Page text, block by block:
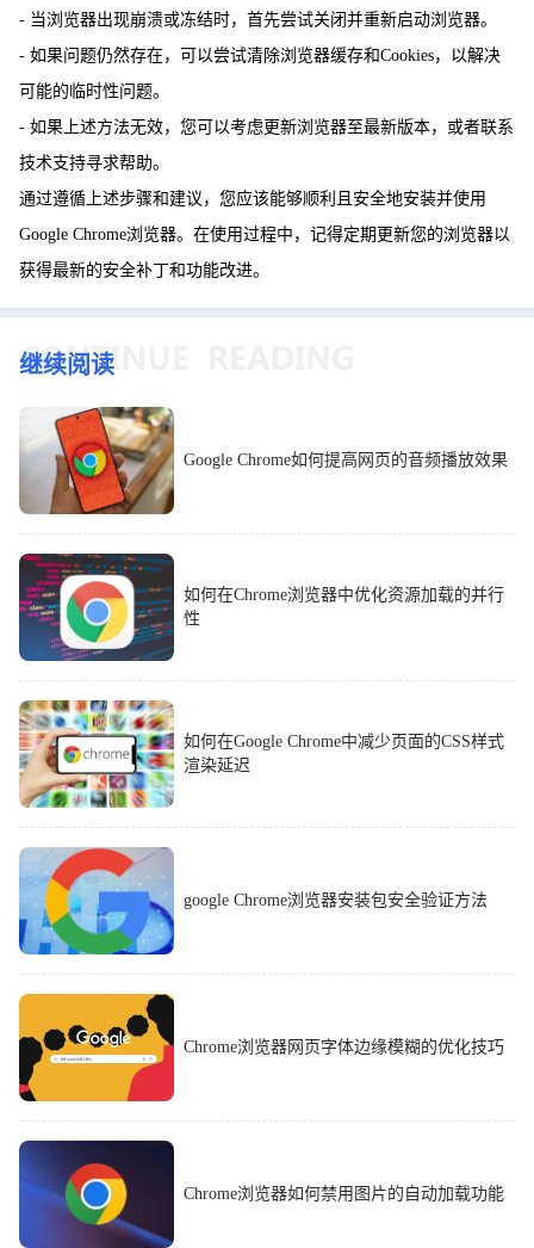
- 当浏览器出现崩溃或冻结时，首先尝试关闭并重新启动浏览器。
- 如果问题仍然存在，可以尝试清除浏览器缓存和Cookies，以解决
可能的临时性问题。
- 如果上述方法无效，您可以考虑更新浏览器至最新版本，或者联系
技术支持寻求帮助。
通过遵循上述步骤和建议，您应该能够顺利且安全地安装并使用
Google Chrome浏览器。在使用过程中，记得定期更新您的浏览器以
获得最新的安全补丁和功能改进。
继续阅读
Google Chrome如何提高网页的音频播放效果
如何在Chrome浏览器中优化资源加载的并行
性
如何在Google Chrome中减少页面的CSS样式
渲染延迟
google Chrome浏览器安装包安全验证方法
Chrome浏览器网页字体边缘模糊的优化技巧
Chrome浏览器如何禁用图片的自动加载功能